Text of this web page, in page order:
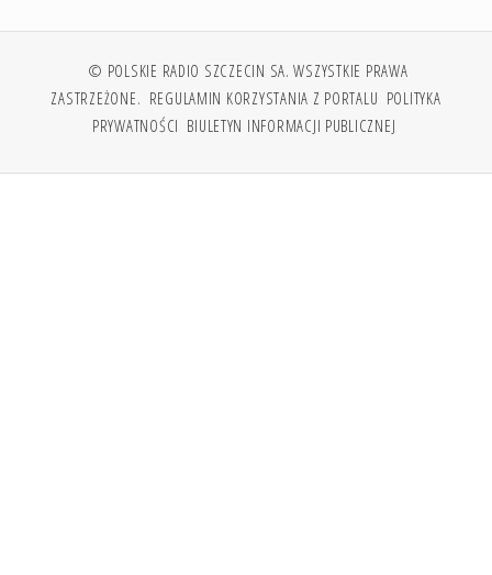
© POLSKIE RADIO SZCZECIN SA. WSZYSTKIE PRAWA
ZASTRZEŻONE. REGULAMIN KORZYSTANIA Z PORTALU POLITYKA
PRYWATNOŚCI BIULETYN INFORMACJI PUBLICZNEJ